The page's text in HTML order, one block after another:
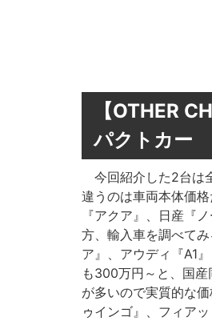
【OTHER
パクトカー
今回紹介した2台は
違うのは車両本体価
『アクア』、日産『
方、輸入車を調べて
ア』、アウディ『A1
も300万円～と、国
が多いので実質的な
ゥインゴ』、フィア